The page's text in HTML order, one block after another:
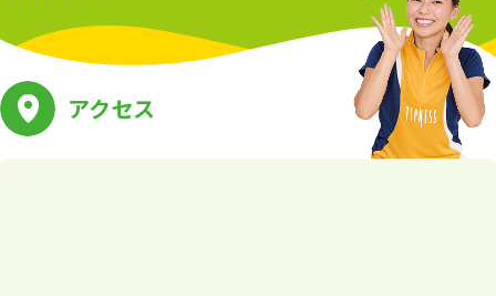
アクセス